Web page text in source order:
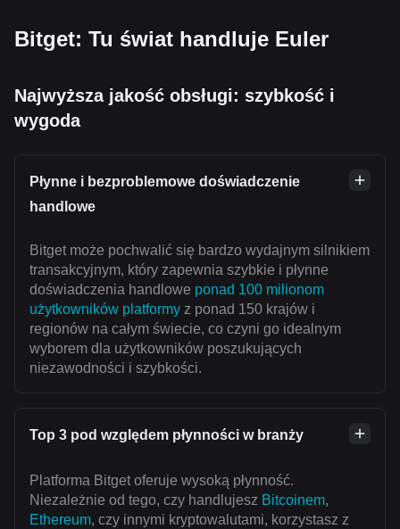
Bitget: Tu świat handluje Euler
Najwyższa jakość obsługi: szybkość i
wygoda
Płynne i bezproblemowe doświadczenie
handlowe
Bitget może pochwalić się bardzo wydajnym silnikiem
transakcyjnym, który zapewnia szybkie i płynne
doświadczenia handlowe ponad 100 milionom
użytkowników platformy z ponad 150 krajów i
regionów na całym świecie, co czyni go idealnym
wyborem dla użytkowników poszukujących
niezawodności i szybkości.
Top 3 pod względem płynności w branży
Platforma Bitget oferuje wysoką płynność.
Niezależnie od tego, czy handlujesz Bitcoinem,
Ethereum, czy innymi kryptowalutami, korzystasz z